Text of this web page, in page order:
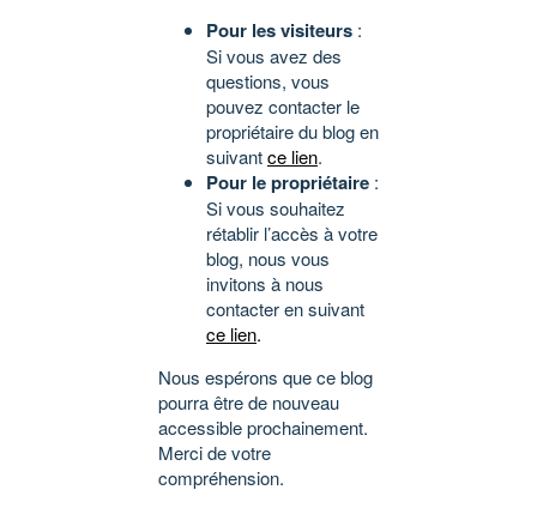
Pour les visiteurs :
Si vous avez des
questions, vous
pouvez contacter le
propriétaire du blog en
suivantce lien.
Pour le propriétaire :
Si vous souhaitez
rétablir l’accès à votre
blog, nous vous
invitons à nous
contacter en suivant
ce lien.
Nous espérons que ce blog
pourra être de nouveau
accessible prochainement.
Merci de votre
compréhension.